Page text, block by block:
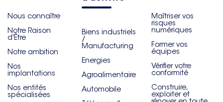
Nous connaître
Notre Raison
d'Être
Notre ambition
Nos
implantations
Nos entités
spécialisées
Biens industriels
/
Manufacturing
Energies
Agroalimentaire
Automobile
Maîtriser vos
risques
numériques
Former vos
équipes
Vérifier votre
conformité
Construire,
exploiter et